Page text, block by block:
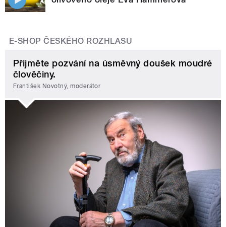
E-SHOP ČESKÉHO ROZHLASU
Přijměte pozvání na úsměvný doušek moudré
člověčiny.
František Novotný, moderátor